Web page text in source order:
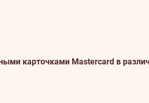
карточками Mastercard в